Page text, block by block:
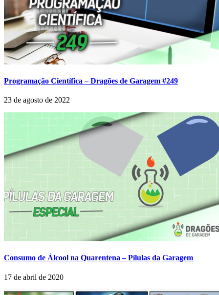
Programação Científica – Dragões de Garagem #249
23 de agosto de 2022
Consumo de Álcool na Quarentena – Pílulas da Garagem
17 de abril de 2020